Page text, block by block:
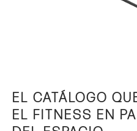
EL CATÁLOGO
EL FITNESS EN